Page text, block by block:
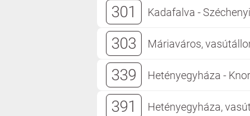
301 Kadafalva -
303 Máriaváros,
339 Hetényegyháza -
391 Hetényegyháza,